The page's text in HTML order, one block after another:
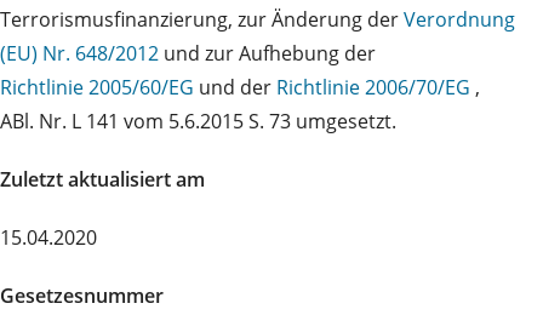
Terrorismusfinanzierung, zur Änderung derVerordnung
(EU) Nr. 648/2012 und zur Aufhebung der
Richtlinie 2005/60/EG und der Richtlinie 2006/70/EG ,
ABl. Nr. L 141 vom 5.6.2015 S. 73 umgesetzt.
Zuletzt aktualisiert am
15.04.2020
Gesetzesnummer